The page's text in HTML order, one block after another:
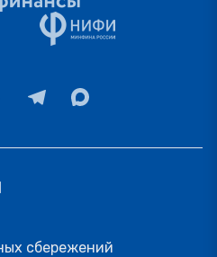
сбережений